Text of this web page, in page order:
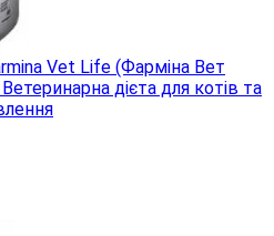
Vet Life (Фарміна Вет
дієта для котів та